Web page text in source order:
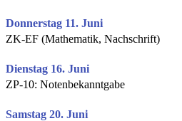
Donnerstag 11. Juni
ZK-EF (Mathematik, Nachschrift)
Dienstag 16. Juni
ZP-10: Notenbekanntgabe
Samstag 20. Juni